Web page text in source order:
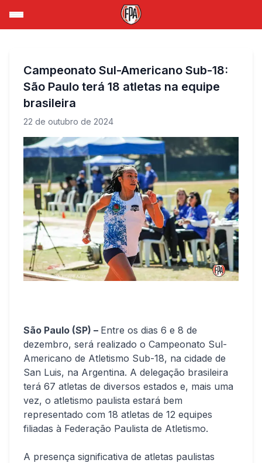
Campeonato Sul-Americano Sub-18:
São Paulo terá 18 atletas na equipe
brasileira
22 de outubro de 2024
São Paulo (SP) – Entre os dias 6 e 8 de
dezembro, será realizado o Campeonato Sul-
Americano de Atletismo Sub-18, na cidade de
San Luis, na Argentina. A delegação brasileira
terá 67 atletas de diversos estados e, mais uma
vez, o atletismo paulista estará bem
representado com 18 atletas de 12 equipes
filiadas à Federação Paulista de Atletismo.
A presença significativa de atletas paulistas